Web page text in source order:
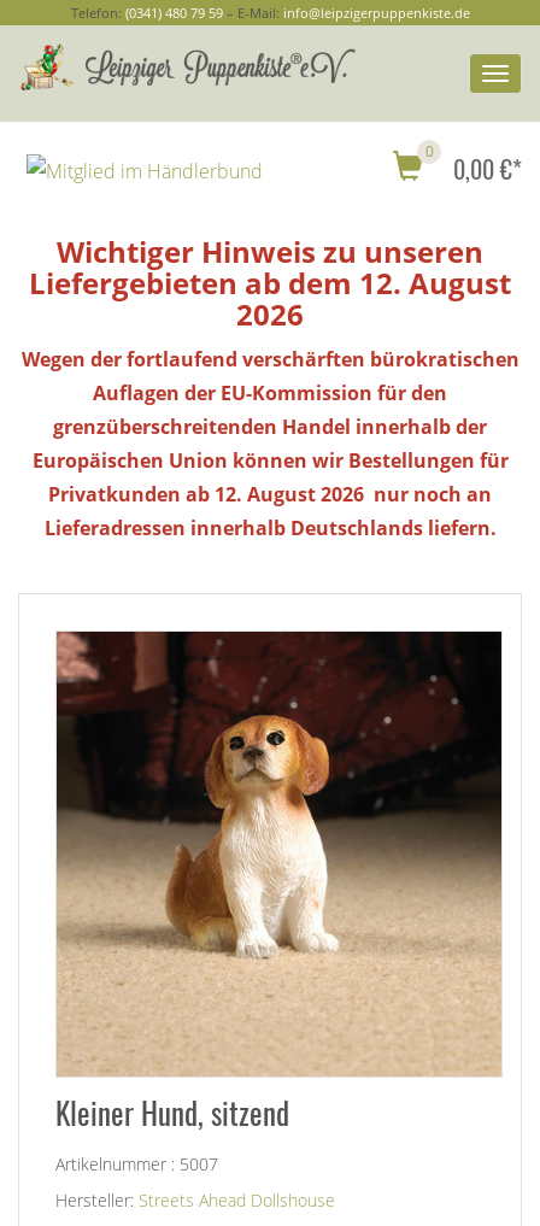
Telefon: (0341) 480 79 59– E-Mail: info@leipzigerpuppenkiste.de
0 0,00 €*
Wichtiger Hinweis zu unseren
Liefergebieten ab dem 12. August
2026
Wegen der fortlaufend verschärften bürokratischen
Auflagen der EU-Kommission für den
grenzüberschreitenden Handel innerhalb der
Europäischen Union können wir Bestellungen für
Privatkunden ab 12. August 2026 nur noch an
Lieferadressen innerhalb Deutschlands liefern.
Kleiner Hund, sitzend
Artikelnummer : 5007
Hersteller: Streets Ahead Dollshouse